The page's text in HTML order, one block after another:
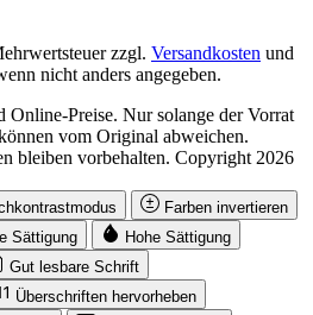
zzgl. Versandkosten und
nicht anders angegeben.
Online-Preise. Nur solange der Vorrat
vom Original abweichen.
bleiben vorbehalten. Copyright 2026
Farben invertieren
Sättigung
Hohe Sättigung
Gut lesbare Schrift
Überschriften hervorheben